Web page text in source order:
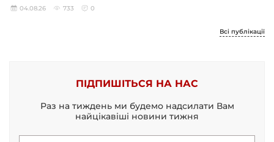
04.08.26 733 0
Всі публікації
ПІДПИШІТЬСЯ НА НАС
Раз на тиждень ми будемо надсилати Вам
найцікавіші новини тижня